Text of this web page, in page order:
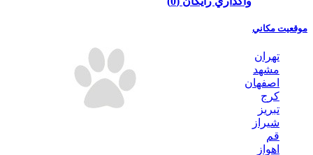
موقعيت مكاني
تهران
مشهد
اصفهان
كرج
تبريز
شيراز
قم
اهواز